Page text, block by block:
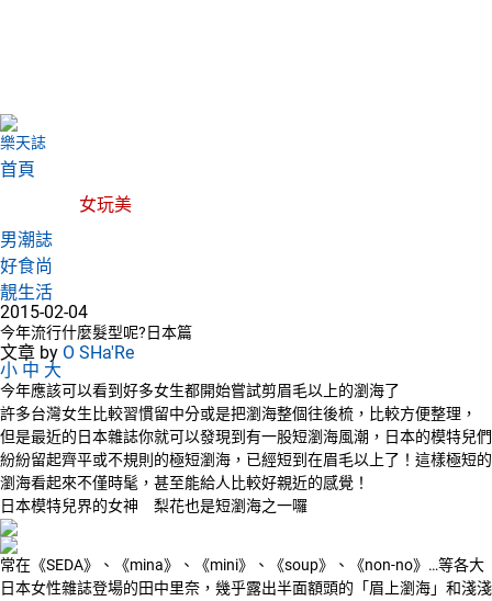
樂天誌
首頁
女玩美
男潮誌
好食尚
靚生活
2015-02-04
今年流行什麼髮型呢?日本篇
文章 by O SHa'Re
小 中 大
今年應該可以看到好多女生都開始嘗試剪眉毛以上的瀏海了
許多台灣女生比較習慣留中分或是把瀏海整個往後梳，比較方便整理，
但是最近的日本雜誌你就可以發現到有一股短瀏海風潮，日本的模特兒們
紛紛留起齊平或不規則的極短瀏海，已經短到在眉毛以上了！這樣極短的
瀏海看起來不僅時髦，甚至能給人比較好親近的感覺！
日本模特兒界的女神 梨花也是短瀏海之一囉
常在《SEDA》、《mina》、《mini》、《soup》、《non-no》…等各大
日本女性雜誌登場的田中里奈，幾乎露出半面額頭的「眉上瀏海」和淺淺